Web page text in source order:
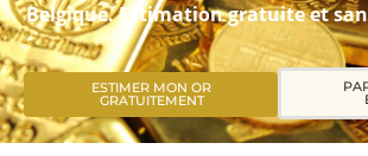
Belgique. Estimation gratuite et
ESTIMER MON OR
GRATUITEMENT